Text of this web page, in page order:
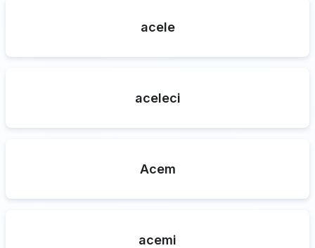
acele
aceleci
Acem
acemi